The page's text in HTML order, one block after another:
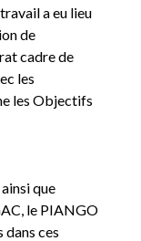
a eu lieu
de
cadre de
les
les Objectifs
que
le PIANGO
ces